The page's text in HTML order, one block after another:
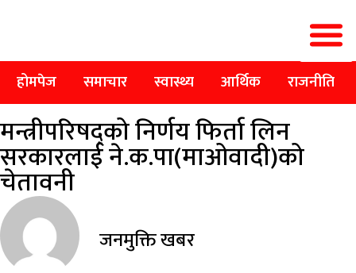
होमपेज समाचार स्वास्थ्य आर्थिक राजनीति
मन्त्रीपरिषद्को निर्णय फिर्ता लिन
सरकारलाई ने.क.पा(माओवादी)को
चेतावनी
जनमुक्ति खबर